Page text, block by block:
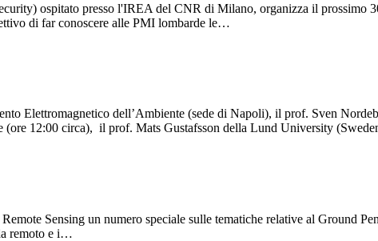
ospitato presso l'IREA del CNR di Milano, organizza il prossimo
di far conoscere alle PMI lombarde le…
Elettromagnetico dell’Ambiente (sede di Napoli), il prof. Sven
12:00 circa), il prof. Mats Gustafsson della Lund University
Sensing un numero speciale sulle tematiche relative al Ground
remoto e i…